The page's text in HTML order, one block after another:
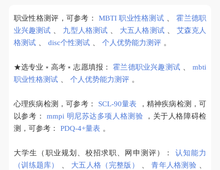
职业性格测评，可参考： MBTI 职业性格测试 、
霍兰德职
业兴趣测试 、 九型人格测试 、 大五人格测试 、
艾森克人
格测试 、 disc个性测试 、 个人优势能力测评 。
★选专业﹡高考﹡志愿填报： 霍兰德职业兴趣测试 、
mbti
职业性格测试 、 个人优势能力测评 。
心理疾病检测，可参考： SCL-90量表
，精神疾病检测，可
以参考：
mmpi 明尼苏达多项人格测验
，关于人格障碍检
测，可参考：
PDQ-4+量表 。
大学生（职业规划、校招求职、网申测评）：
认知能力
（训练题库）
、 大五人格（完整版） 、 青年人格测验 、